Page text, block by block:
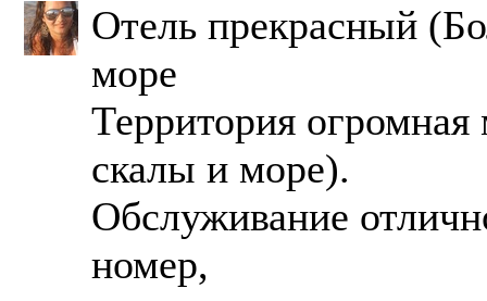
Отель прекрасный
море
Территория
скалы и море).
Обслуживание
номер,